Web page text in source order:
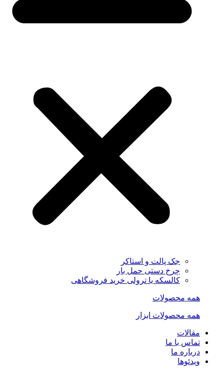
جک پالت و استاکر
چرخ دستی حمل بار
کالسکه یا ترولی خرید فروشگاهی
همه محصولات
همه محصولات ابزار
مقالات
تماس با ما
درباره ما
ویدئوها